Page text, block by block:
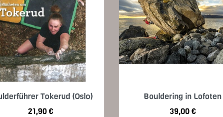
 Vorschau
Tokerud (Oslo)
Preis
21,90 €
 Vorschau
Bouldering in Lofoten
Preis
39,00 €